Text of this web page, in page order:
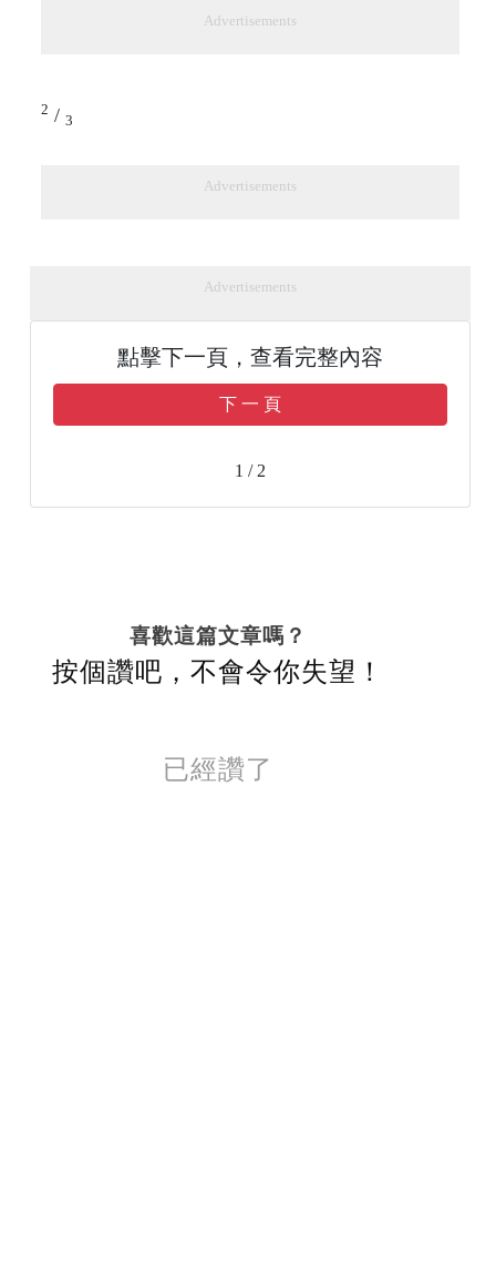
Advertisements
2 / 3
Advertisements
Advertisements
點擊下一頁，查看完整內容
下 一 頁
1 / 2
喜歡這篇文章嗎？
按個讚吧，不會令你失望！
已經讚了